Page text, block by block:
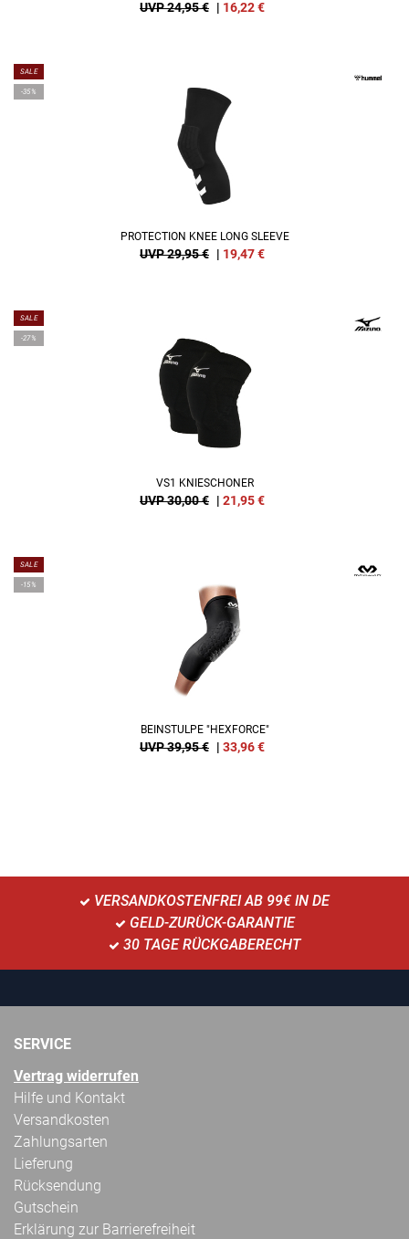
UVP 24,95 € | 16,22€
SALE
-35%
PROTECTION KNEE LONG SLEEVE
UVP 29,95 € | 19,47€
SALE
-27%
VS1 KNIESCHONER
UVP 30,00 € | 21,95€
SALE
-15%
BEINSTULPE "HEXFORCE"
UVP 39,95 € | 33,96€
VERSANDKOSTENFREI AB 99€ IN DE
GELD-ZURÜCK-GARANTIE
30 TAGE RÜCKGABERECHT
SERVICE
Vertrag widerrufen
Hilfe und Kontakt
Versandkosten
Zahlungsarten
Lieferung
Rücksendung
Gutschein
Erklärung zur Barrierefreiheit